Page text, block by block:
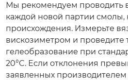
Мы рекомендуем проводить
каждой новой партии смолы,
происхождения. Измерьте
вискозиметром и проведите
гелеобразование при
20°C. Если отклонения
заявленных